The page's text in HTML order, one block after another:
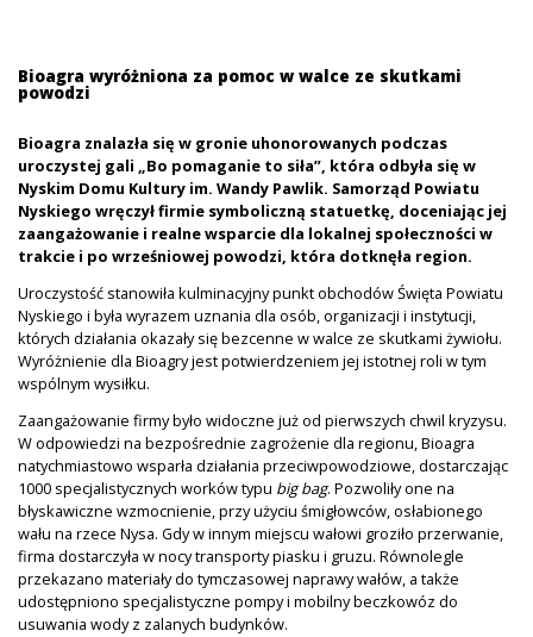
Bioagra wyróżniona za pomoc w walce ze skutkami
powodzi
Bioagra znalazła się w gronie uhonorowanych podczas
uroczystej gali „Bo pomaganie to siła”, która odbyła się w
Nyskim Domu Kultury im. Wandy Pawlik. Samorząd Powiatu
Nyskiego wręczył firmie symboliczną statuetkę, doceniając jej
zaangażowanie i realne wsparcie dla lokalnej społeczności w
trakcie i po wrześniowej powodzi, która dotknęła region.
Uroczystość stanowiła kulminacyjny punkt obchodów Święta Powiatu
Nyskiego i była wyrazem uznania dla osób, organizacji i instytucji,
których działania okazały się bezcenne w walce ze skutkami żywiołu.
Wyróżnienie dla Bioagry jest potwierdzeniem jej istotnej roli w tym
wspólnym wysiłku.
Zaangażowanie firmy było widoczne już od pierwszych chwil kryzysu.
W odpowiedzi na bezpośrednie zagrożenie dla regionu, Bioagra
natychmiastowo wsparła działania przeciwpowodziowe, dostarczając
1000 specjalistycznych worków typu big bag. Pozwoliły one na
błyskawiczne wzmocnienie, przy użyciu śmigłowców, osłabionego
wału na rzece Nysa. Gdy w innym miejscu wałowi groziło przerwanie,
firma dostarczyła w nocy transporty piasku i gruzu. Równolegle
przekazano materiały do tymczasowej naprawy wałów, a także
udostępniono specjalistyczne pompy i mobilny beczkowóz do
usuwania wody z zalanych budynków.